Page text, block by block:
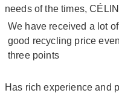
needs of the times,
We have received a lot
good recycling price
three points
Has rich experience and